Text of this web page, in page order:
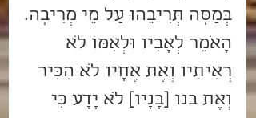
בְּמַסָּה תְּרִיבֵהוּ עַל מֵי מְרִיבָה.
הָאֹמֵר לְאָבִיו וּלְאִמּוֹ לֹא
רְאִיתִיו וְאֶת אֶחָיו לֹא הִכִּיר
וְאֶת בנו [בָּנָיו] לֹא יָדָע כִּי